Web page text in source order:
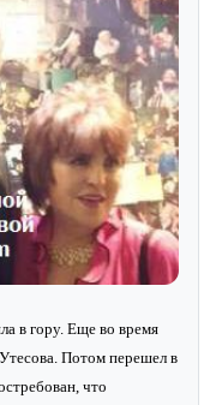
в гору. Еще во время
Потом перешел в
что